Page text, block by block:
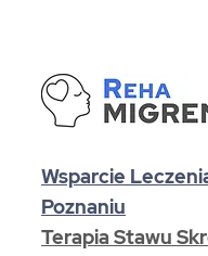
Wsparcie
Poznaniu
Terapia Stawu